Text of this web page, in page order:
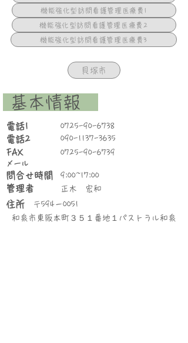
機能強化型訪問看護管理医療費1
機能強化型訪問看護管理医療費2
機能強化型訪問看護管理医療費3
貝塚市
​ 基本情報
​電話1
電話2
FAX
​メール
問合せ時間
管理者
0725-90-6738
090-1137-3635
0725-90-6739
9:00~17:00
正木 宏和
住所
〒594－0051
和泉市東阪本町３５１番地１パストラル和泉